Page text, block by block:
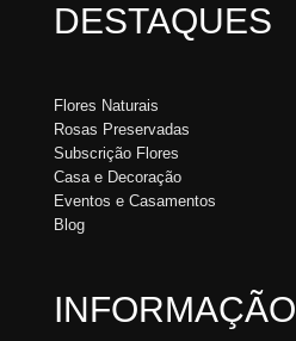
DESTAQUES
Flores Naturais
Rosas Preservadas
Subscrição Flores
Casa e Decoração
Eventos e Casamentos
Blog
INFORMAÇÃO